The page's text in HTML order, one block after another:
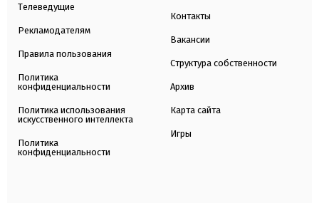
Телеведущие
Рекламодателям
Правила пользования
Политика
конфиденциальности
Политика использования
искусственного интеллекта
Политика
конфиденциальности
Контакты
Вакансии
Структура собственности
Архив
Карта сайта
Игры